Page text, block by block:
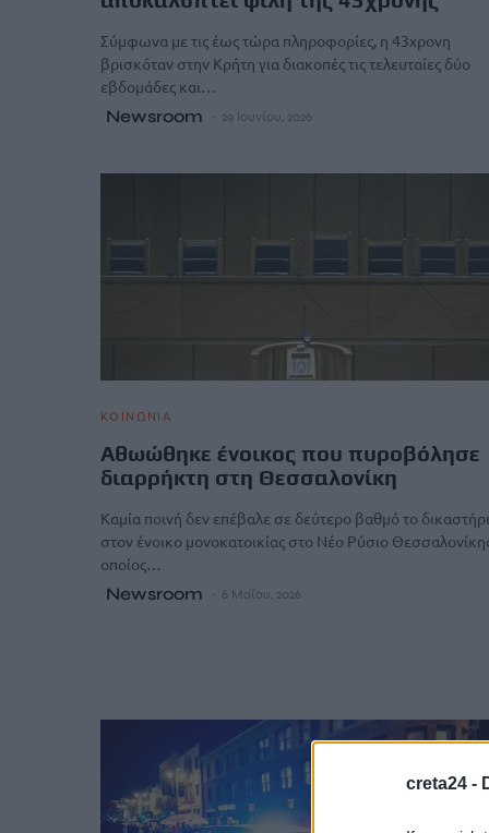
creta24 -
Σύμφωνα με τις έως τώρα πληροφορίες, η 43χρονη
βρισκόταν στην Κρήτη για διακοπές τις τελευταίες δύο
εβδομάδες και…
Newsroom 29 Ιουνίου, 2026
ΚΟΙΝΩΝΙΑ
Αθωώθηκε ένοικος που πυροβόλησε
διαρρήκτη στη Θεσσαλονίκη
Καμία ποινή δεν επέβαλε σε δεύτερο βαθμό το
στον ένοικο μονοκατοικίας στο Νέο Ρύσιο
οποίος…
Newsroom 6 Μαΐου, 2026